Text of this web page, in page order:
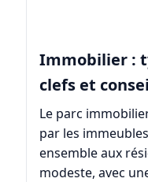
Immobilier :
clefs et
Le parc
par les
ensemble aux
modeste, avec